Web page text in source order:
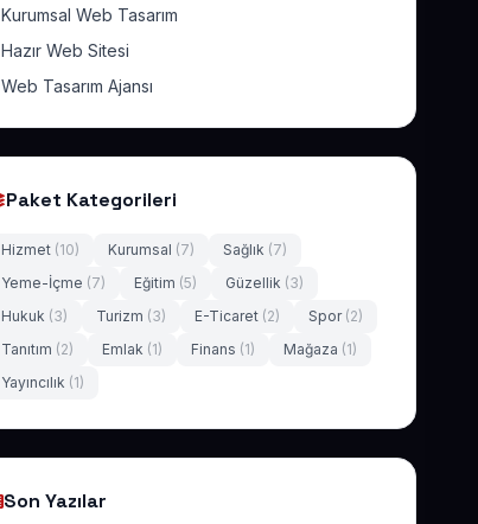
Kurumsal Web Tasarım
Hazır Web Sitesi
Web Tasarım Ajansı
Paket Kategorileri
Hizmet (10) Kurumsal (7) Sağlık (7)
Yeme-İçme (7) Eğitim (5) Güzellik (3)
Hukuk (3) Turizm (3) E-Ticaret (2) Spor (2)
Tanıtım (2) Emlak (1) Finans (1) Mağaza (1)
Yayıncılık (1)
Son Yazılar